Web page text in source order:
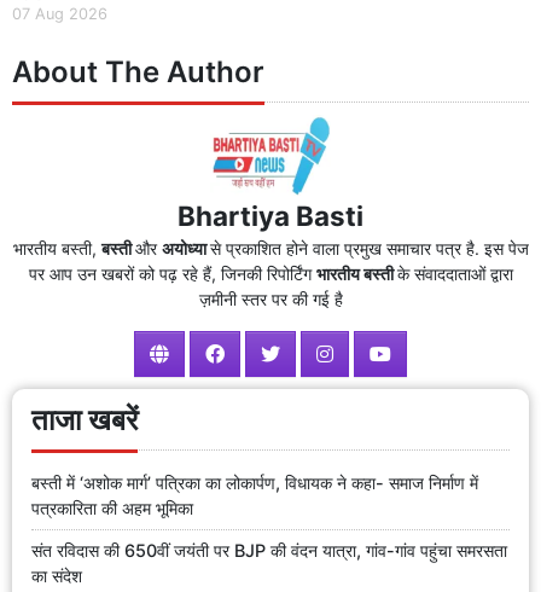
07 Aug 2026
About The Author
Bhartiya Basti
भारतीय बस्ती,बस्तीऔरअयोध्यासे प्रकाशित होने वाला प्रमुख समाचार पत्र है. इस पेज
पर आप उन खबरों को पढ़ रहे हैं, जिनकी रिपोर्टिंगभारतीय बस्तीके संवाददाताओं द्वारा
ज़मीनी स्तर पर की गई है
ताजा खबरें
बस्ती में ‘अशोक मार्ग’ पत्रिका का लोकार्पण, विधायक ने कहा- समाज निर्माण में
पत्रकारिता की अहम भूमिका
संत रविदास की 650वीं जयंती पर BJP की वंदन यात्रा, गांव-गांव पहुंचा समरसता
का संदेश